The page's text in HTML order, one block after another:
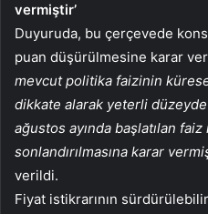
vermiştir’
Duyuruda, bu çerçevede
puan düşürülmesine karar
mevcut politika faizinin
dikkate alarak yeterli
ağustos ayında başlatılan
sonlandırılmasına karar
verildi.
Fiyat istikrarının